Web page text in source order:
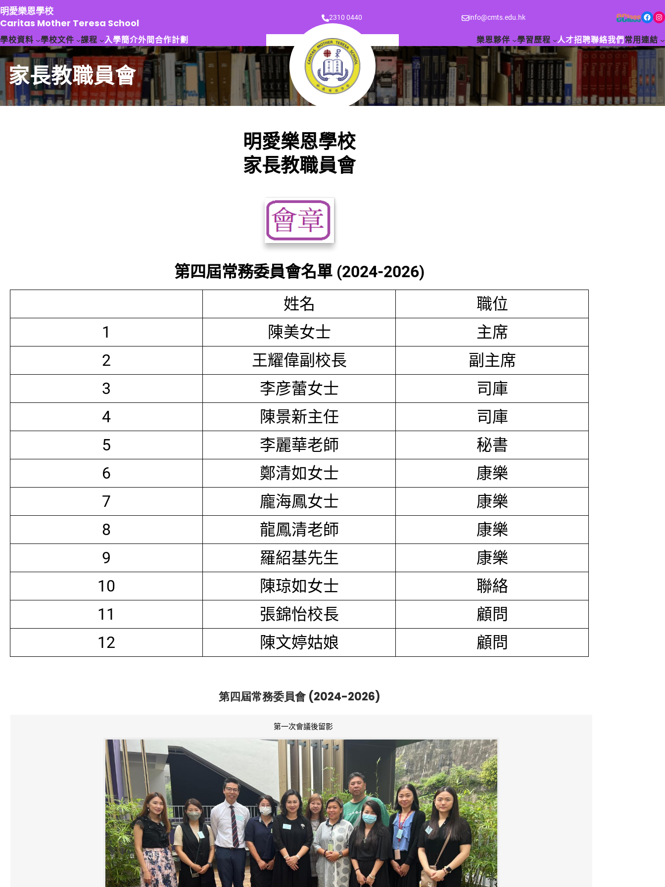
跳
至
主
要
容
明愛樂恩學校
Caritas Mother Teresa School
2310 0440 info@cmts.edu.hk Facebook Instagram
學校資料 學校文件 課程 入學簡介外間合作計劃 樂恩夥伴 學習歷程 人才招聘聯絡我們 常用連結
家長教職員會
明愛樂恩學校
家長教職員會
第四屆常務委員會名單 (2024-2026)
姓名
職位
1
陳美女士
主席
2
王耀偉副校長
副主席
3
李彦蕾女士
司庫
4
陳景新主任
司庫
5
李麗華老師
秘書
6
鄭清如女士
康樂
7
龐海鳳女士
康樂
8
龍鳳清老師
康樂
9
羅紹基先生
康樂
10
陳琼如女士
聯絡
11
張錦怡校長
顧問
12
陳文婷姑娘 顧問
第四屆常務委員會 (2024-2026)
第一次會議後留影